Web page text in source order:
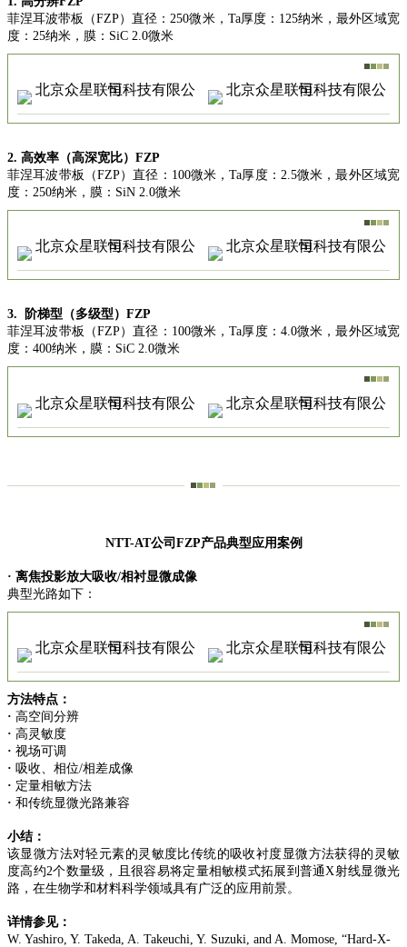
菲涅耳波带板（FZP）直径：250微米，Ta厚度：125纳米，最外区域宽
度：25纳米，膜：SiC 2.0微米
2. 高效率（高深宽比）FZP
菲涅耳波带板（FZP）直径：100微米，Ta厚度：2.5微米，最外区域宽
度：250纳米，膜：SiN 2.0微米
3.
阶梯型（多级型）FZP
菲涅耳波带板（FZP）直径：100微米，Ta厚度：4.0微米，最外区域宽
度：400纳米，膜：SiC 2.0微米
NTT-AT公司FZP产品典型应用案例
· 离焦投影放大吸收/相衬显微成像
典型光路如下：
方法特点：
· 高空间分辨
· 高灵敏度
· 视场可调
· 吸收、相位/相差成像
· 定量相敏方法
· 和传统显微光路兼容
小结：
该显微方法对轻元素的灵敏度比传统的吸收衬度显微方法获得的灵敏
度高约2个数量级，且很容易将定量相敏模式拓展到普通X射线显微光
路，在生物学和材料科学领域具有广泛的应用前景。
详情参见：
W. Yashiro, Y. Takeda, A. Takeuchi, Y. Suzuki, and A. Momose, “Hard-X-